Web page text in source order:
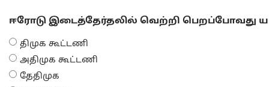
ஈரோடு இடைத்தேர்தலில் வெற்றி பெறப்போவது
திமுக கூட்டணி
அதிமுக கூட்டணி
தேதிமுக